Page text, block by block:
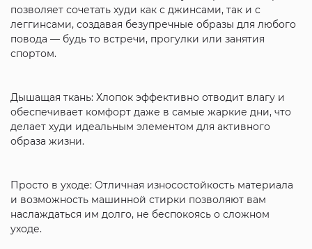
позволяет сочетать худи как с джинсами, так и с
леггинсами, создавая безупречные образы для любого
повода — будь то встречи, прогулки или занятия
спортом.
Дышащая ткань: Хлопок эффективно отводит влагу и
обеспечивает комфорт даже в самые жаркие дни, что
делает худи идеальным элементом для активного
образа жизни.
Просто в уходе: Отличная износостойкость материала
и возможность машинной стирки позволяют вам
наслаждаться им долго, не беспокоясь о сложном
уходе.